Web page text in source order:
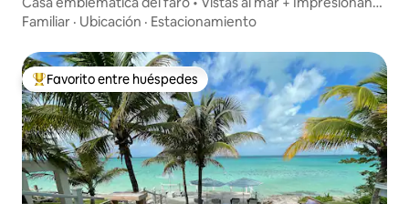
piscina
Familiar · Ubicación · Estacionamiento
De los mejores en Favorito entre huéspedes
Favorito entre huéspedes